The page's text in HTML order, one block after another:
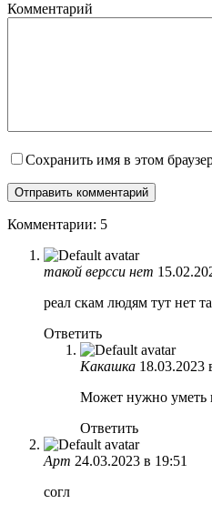
Комментарий
Сохранить имя в этом
Комментарии: 5
такой версси нет
реал скам людям тут нет
Ответить
Какашка 18.03.2023
Может нужно уметь
Ответить
Арт 24.03.2023 в 19:51
согл